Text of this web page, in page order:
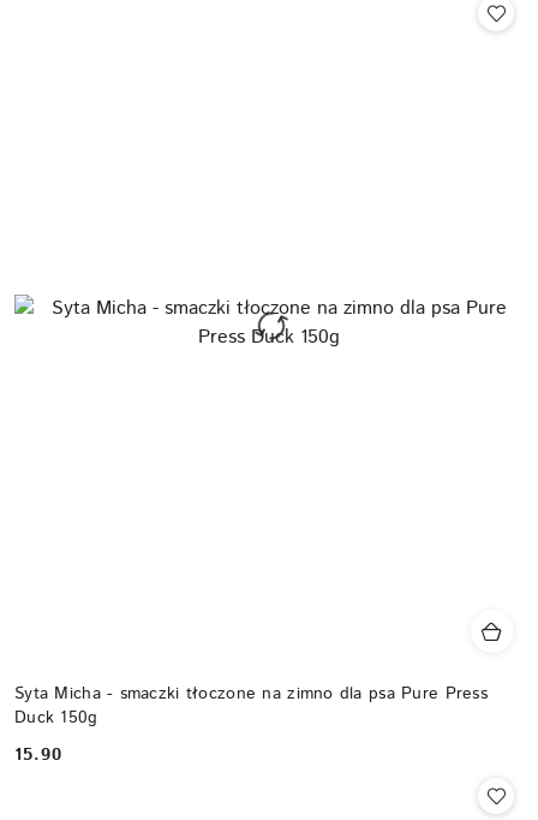
Syta Micha - smaczki tłoczone na zimno dla psa Pure Press
Duck 150g
Cena:
15.90